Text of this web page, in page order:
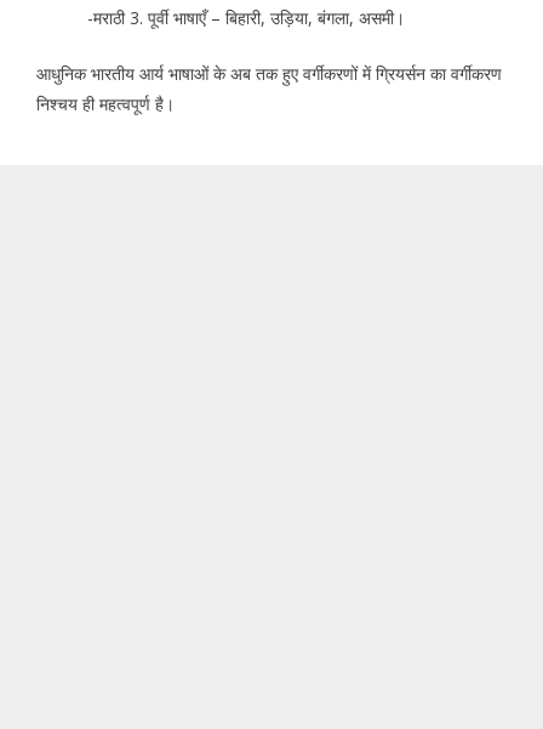
-मराठी 3. पूर्वी भाषाएँ – बिहारी, उड़िया, बंगला, असमी।
आधुनिक भारतीय आर्य भाषाओं के अब तक हुए वर्गीकरणों में ग्रियर्सन का वर्गीकरण
निश्चय ही महत्वपूर्ण है।